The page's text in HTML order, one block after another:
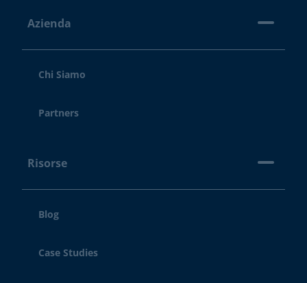
Azienda
Chi Siamo
Partners
Risorse
Blog
Case Studies